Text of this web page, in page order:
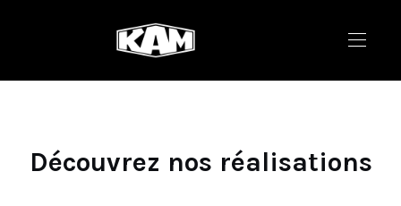
Découvrez nos réalisations